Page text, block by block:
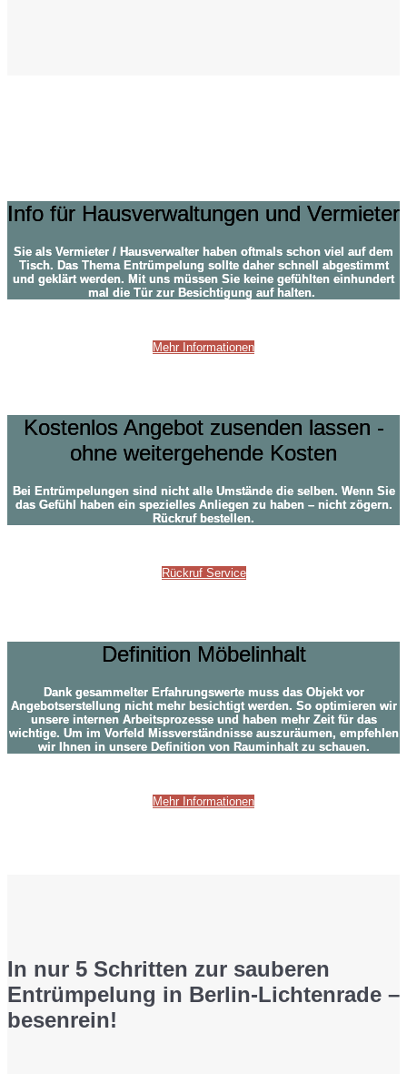
Info für Hausverwaltungen und Vermieter
Sie als Vermieter / Hausverwalter haben oftmals schon viel auf dem
Tisch. Das Thema Entrümpelung sollte daher schnell abgestimmt
und geklärt werden. Mit uns müssen Sie keine gefühlten einhundert
mal die Tür zur Besichtigung auf halten.
Mehr Informationen
Kostenlos Angebot zusenden lassen -
ohne weitergehende Kosten
Bei Entrümpelungen sind nicht alle Umstände die selben. Wenn Sie
das Gefühl haben ein spezielles Anliegen zu haben – nicht zögern.
Rückruf bestellen.
Rückruf Service
Definition Möbelinhalt
Dank gesammelter Erfahrungswerte muss das Objekt vor
Angebotserstellung nicht mehr besichtigt werden. So optimieren wir
unsere internen Arbeitsprozesse und haben mehr Zeit für das
wichtige. Um im Vorfeld Missverständnisse auszuräumen, empfehlen
wir Ihnen in unsere Definition von Rauminhalt zu schauen.
Mehr Informationen
In nur 5 Schritten zur sauberen
Entrümpelung in Berlin-Lichtenrade –
besenrein!